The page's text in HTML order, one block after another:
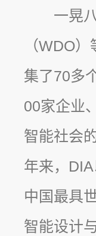
一晃
（WDO
集了70多
00家企业
智能社会
年来，
中国最具
智能设计